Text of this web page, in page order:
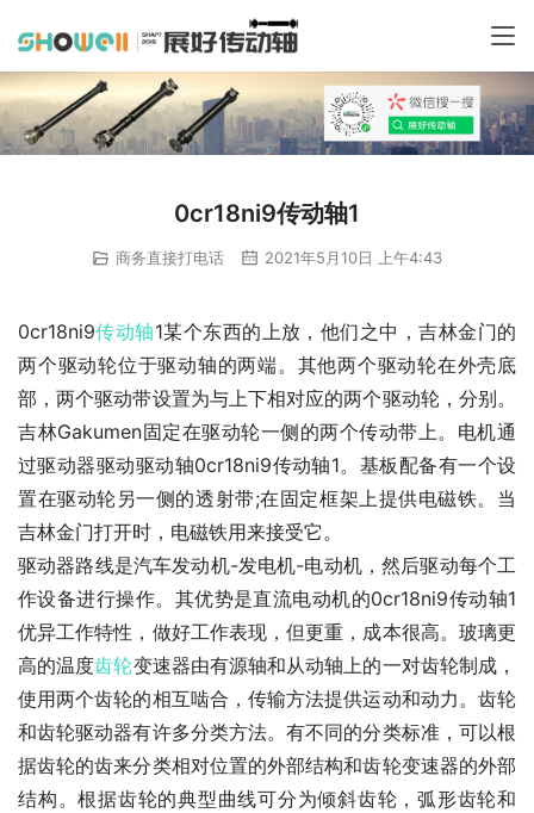
0cr18ni9传动轴1
商务直接打电话 2021年5月10日 上午4:43
0cr18ni9传动轴1某个东西的上放，他们之中，吉林金门的
两个驱动轮位于驱动轴的两端。其他两个驱动轮在外壳底
部，两个驱动带设置为与上下相对应的两个驱动轮，分别。
吉林Gakumen固定在驱动轮一侧的两个传动带上。电机通
过驱动器驱动驱动轴0cr18ni9传动轴1。基板配备有一个设
置在驱动轮另一侧的透射带;在固定框架上提供电磁铁。当
吉林金门打开时，电磁铁用来接受它。
驱动器路线是汽车发动机-发电机-电动机，然后驱动每个工
作设备进行操作。其优势是直流电动机的0cr18ni9传动轴1
优异工作特性，做好工作表现，但更重，成本很高。玻璃更
高的温度齿轮变速器由有源轴和从动轴上的一对齿轮制成，
使用两个齿轮的相互啮合，传输方法提供运动和动力。齿轮
和齿轮驱动器有许多分类方法。有不同的分类标准，可以根
据齿轮的齿来分类相对位置的外部结构和齿轮变速器的外部
结构。根据齿轮的典型曲线可分为倾斜齿轮，弧形齿轮和